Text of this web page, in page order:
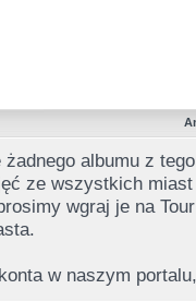
albumu z
ze wszystkich
wgraj je na
w naszym